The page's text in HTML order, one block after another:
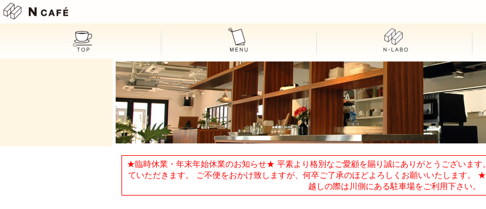
★臨時休業・年末年始休業のお知らせ★ 平素より格別なご愛顧を賜り誠にありがとうございま
ていただきます。 ご不便をおかけ致しますが、何卒ご了承のほどよろしくお願いいたします。
越しの際は川側にある駐車場をご利用下さい。